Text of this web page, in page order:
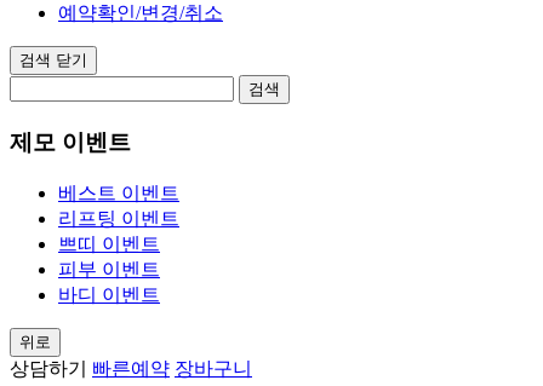
예약확인/변경/취소
검색 닫기
검색
제모 이벤트
베스트 이벤트
리프팅 이벤트
쁘띠 이벤트
피부 이벤트
바디 이벤트
위로
상담하기 빠른예약 장바구니